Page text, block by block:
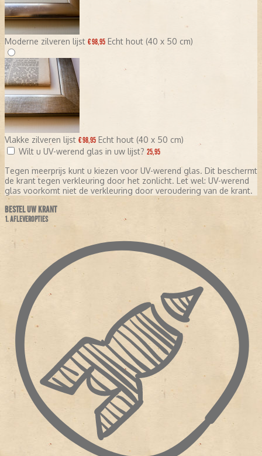
Moderne zilveren lijst € 98,95 Echt hout (40 x 50 cm)
Vlakke zilveren lijst € 98,95 Echt hout (40 x 50 cm)
Wilt u UV-werend glas in uw lijst? 25,95
Tegen meerprijs kunt u kiezen voor UV-werend glas. Dit beschermt
de krant tegen verkleuring door het zonlicht. Let wel: UV-werend
glas voorkomt niet de verkleuring door veroudering van de krant.
BESTEL UW KRANT
1. AFLEVEROPTIES